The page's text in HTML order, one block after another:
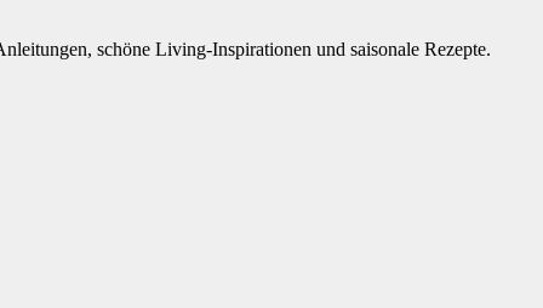
schöne Living-Inspirationen und saisonale Rezepte.